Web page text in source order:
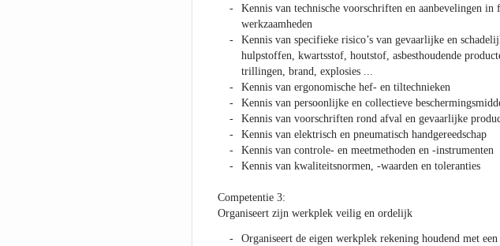
Kennis van technische voorschriften en aanbevelingen in
werkzaamheden
Kennis van specifieke risico’s van gevaarlijke en
hulpstoffen, kwartsstof, houtstof, asbesthoudende
trillingen, brand, explosies ...
Kennis van ergonomische hef- en tiltechnieken
Kennis van persoonlijke en collectieve
Kennis van voorschriften rond afval en gevaarlijke
Kennis van elektrisch en pneumatisch handgereedschap
Kennis van controle- en meetmethoden en -instrumenten
Kennis van kwaliteitsnormen, -waarden en toleranties
Competentie 3:
Organiseert zijn werkplek veilig en ordelijk
Organiseert de eigen werkplek rekening houdend met